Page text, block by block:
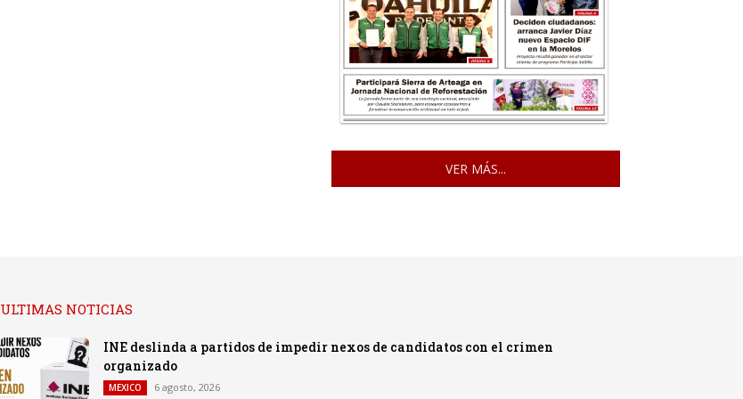
VER MÁS...
ULTIMAS NOTICIAS
INE deslinda a partidos de impedir nexos de candidatos con el crimen
organizado
MEXICO 6 agosto, 2026